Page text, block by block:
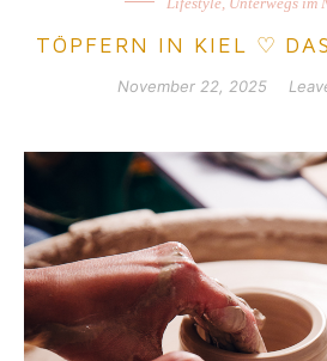
TÖPFERN IN KIEL ♡
November 22, 2025